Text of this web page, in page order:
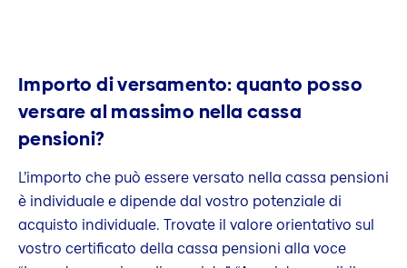
Importo di versamento: quanto posso
versare al massimo nella cassa
pensioni?
L’importo che può essere versato nella cassa pensioni
è individuale e dipende dal vostro potenziale di
acquisto individuale. Trovate il valore orientativo sul
vostro certificato della cassa pensioni alla voce